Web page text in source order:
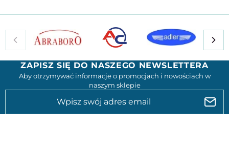
ZAPISZ SIĘ DO NASZEGO NEWSLETTERA
Aby otrzymywać informacje o promocjach i nowościach w
naszym sklepie